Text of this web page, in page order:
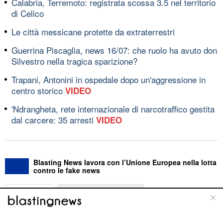
di Celico
Le città messicane protette da extraterrestri
Guerrina Piscaglia, news 16/07: che ruolo ha avuto don
Silvestro nella tragica sparizione?
Trapani, Antonini in ospedale dopo un'aggressione in
centro storico VIDEO
'Ndrangheta, rete internazionale di narcotraffico gestita
dal carcere: 35 arresti VIDEO
Blasting News lavora con l’Unione Europea nella lotta
contro le fake news
ABOUT